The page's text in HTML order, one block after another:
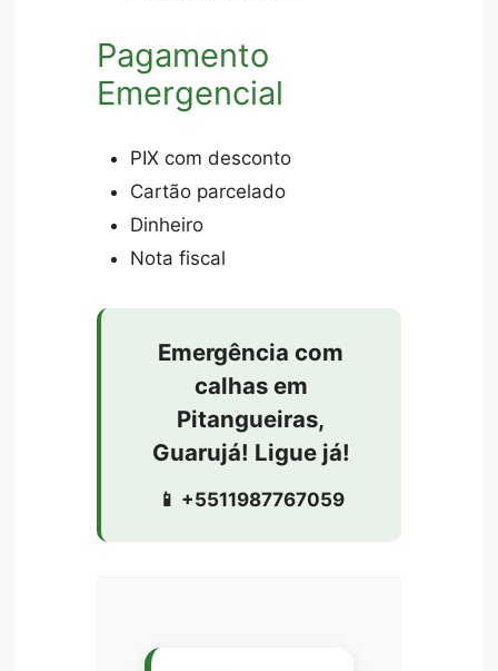
Pagamento
Emergencial
PIX com desconto
Cartão parcelado
Dinheiro
Nota fiscal
Emergência com
calhas em
Pitangueiras,
Guarujá! Ligue já!
📱 +5511987767059